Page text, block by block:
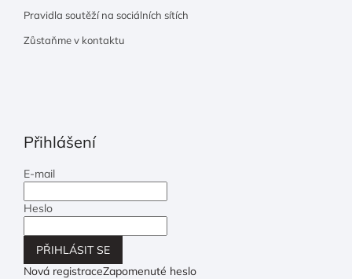
Pravidla soutěží na sociálních sítích
Zůstaňme v kontaktu
Přihlášení
E-mail
Heslo
PŘIHLÁSIT SE
Nová registraceZapomenuté heslo